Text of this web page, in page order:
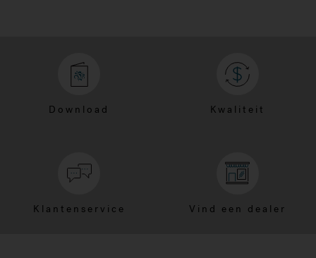
Download Kwaliteit
Klantenservice Vind een dealer